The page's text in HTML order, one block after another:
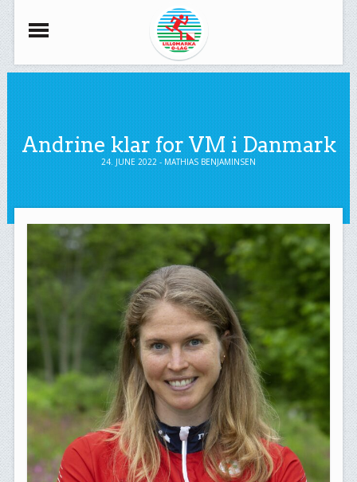
Andrine klar for VM i Danmark
24. JUNE 2022 - MATHIAS BENJAMINSEN